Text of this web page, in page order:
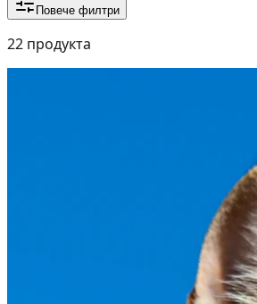
Повече филтри
22 продукта